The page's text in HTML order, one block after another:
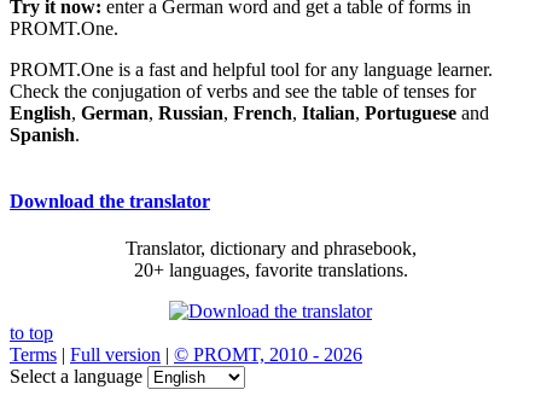
Try it now: enter a German word and get a table of forms in
PROMT.One.
PROMT.One is a fast and helpful tool for any language learner.
Check the conjugation of verbs and see the table of tenses for
English, German, Russian, French, Italian, Portuguese and
Spanish.
Download the translator
Translator, dictionary and phrasebook,
20+ languages, favorite translations.
to top
Terms | Full version | © PROMT, 2010 - 2026
Select a language